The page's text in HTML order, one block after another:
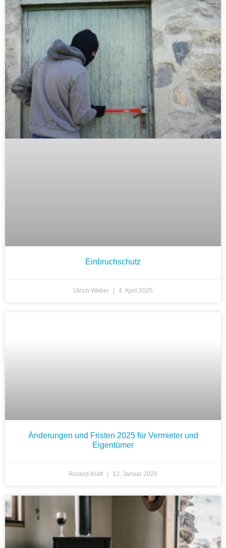
Einbruchschutz
Ulrich Weber 4. April 2025
Änderungen und Fristen 2025 für Vermieter und
Eigentümer
Roland Kraft 12. Januar 2025